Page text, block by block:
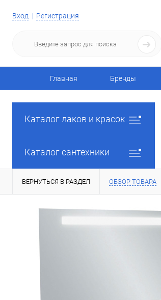
Вход Регистрация
Главная Бренды
Каталог лаков и красок
Каталог сантехники
ВЕРНУТЬСЯ В РАЗДЕЛ ОБЗОР ТОВАРА